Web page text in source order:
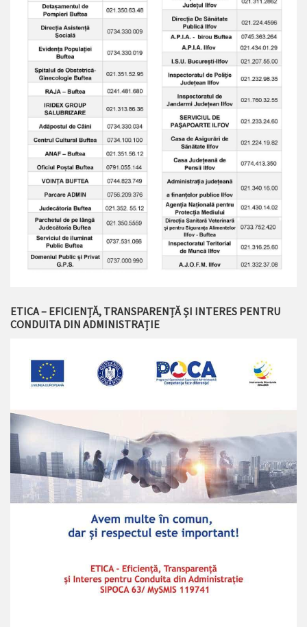
ETICA – EFICIENȚĂ, TRANSPARENȚĂ ȘI INTERES PENTRU
CONDUITA DIN ADMINISTRAȚIE